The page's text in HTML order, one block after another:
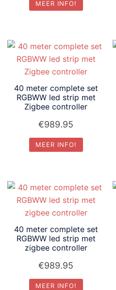
MEER INFO!
40 meter complete set
RGBWW led strip met
Zigbee controller
€989.95
MEER INFO!
40 meter complete set
RGBWW led strip met
zigbee controller
€989.95
MEER INFO!